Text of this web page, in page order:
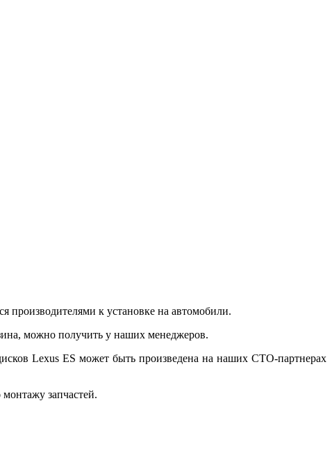
производителями к установке на автомобили.
можно получить у наших менеджеров.
Lexus ES может быть произведена на наших СТО-партнерах
запчастей.